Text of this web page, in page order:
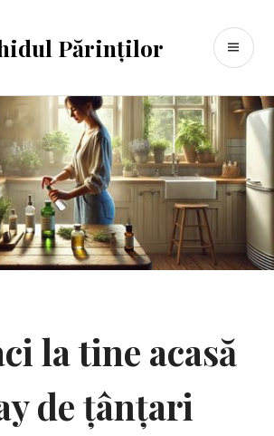
Părinților
la tine acasă
de țânțari